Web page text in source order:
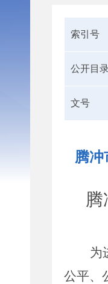
索引号
公开目
文号
腾
为
公平、